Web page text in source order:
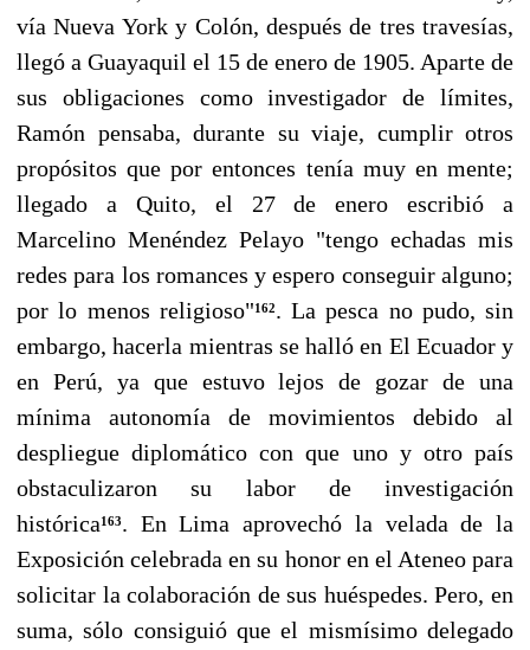
vía Nueva York y Colón, después de tres travesías,
llegó a Guayaquil el 15 de enero de 1905. Aparte de
sus obligaciones como investigador de límites,
Ramón pensaba, durante su viaje, cumplir otros
propósitos que por entonces tenía muy en mente;
llegado a Quito, el 27 de enero escribió a
Marcelino Menéndez Pelayo "tengo echadas mis
redes para los romances y es­pero conseguir alguno;
por lo menos religioso"162. La pesca no pudo, sin
embargo, hacerla mien­tras se halló en El Ecuador y
en Perú, ya que estuvo lejos de gozar de una
mínima autonomía de movimientos debido al
despliegue diplomático con que uno y otro país
obstaculizaron su la­bor de investigación
histórica163. En Lima aprovechó la velada de la
Exposición celebrada en su honor en el Ateneo para
solicitar la colaboración de sus huéspedes. Pero, en
suma, sólo consi­guió que el mismísimo delegado